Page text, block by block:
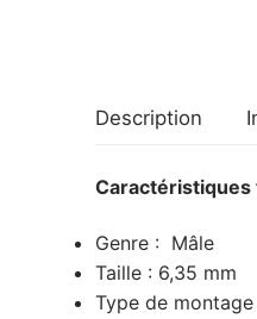
Description
Caractéristiques
Genre : Mâle
Taille : 6,35 mm
Type de